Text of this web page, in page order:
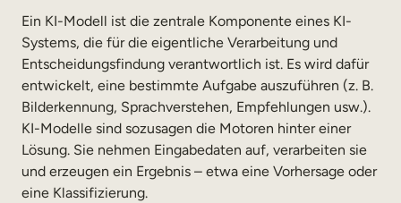
Ein KI-Modell ist die zentrale Komponente eines KI-
Systems, die für die eigentliche Verarbeitung und
Entscheidungsfindung verantwortlich ist. Es wird dafür
entwickelt, eine bestimmte Aufgabe auszuführen (z. B.
Bilderkennung, Sprachverstehen, Empfehlungen usw.).
KI-Modelle sind sozusagen die Motoren hinter einer
Lösung. Sie nehmen Eingabedaten auf, verarbeiten sie
und erzeugen ein Ergebnis – etwa eine Vorhersage oder
eine Klassifizierung.